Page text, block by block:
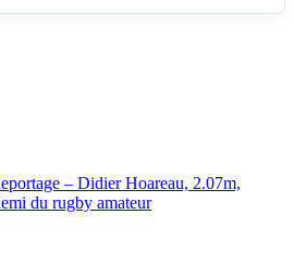
– Didier Hoareau, 2.07m,
du rugby amateur